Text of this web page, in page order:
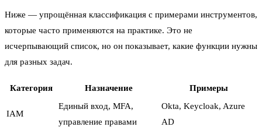
Ниже — упрощённая классификация с примерами инструментов,
которые часто применяются на практике. Это не
исчерпывающий список, но он показывает, какие функции нужны
для разных задач.
Категория Назначение Примеры
IAM
Единый вход, MFA,
управление правами
Okta, Keycloak, Azure
AD